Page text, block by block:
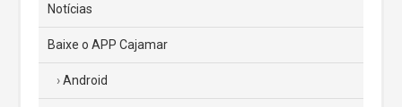
Notícias
Baixe o APP Cajamar
Android